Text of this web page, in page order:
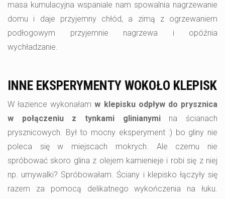
masa kumulacyjna wspaniale nam spowalnia nagrzewanie
domu i daje przyjemny chłód, a zimą z ogrzewaniem
podłogowym przyjemnie nagrzewa i opóźnia
wychładzanie.
INNE EKSPERYMENTY WOKOŁO KLEPISK
W łazience wykonałamw klepisku odpływ do prysznica
w połączeniu z tynkami glinianymina ścianach
prysznicowych. Był to mocny eksperyment :) bo gliny nie
poleca się w miejscach mokrych. Ale czemu nie
spróbować skoro glina z olejem kamienieje i robi się z niej
np. umywalki? Spróbowałam. Ściany i klepisko łączyły się
razem za pomocą delikatnego wykończenia na łuku.